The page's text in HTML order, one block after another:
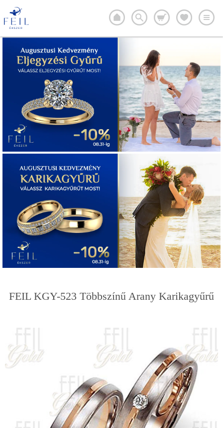
FEIL KGY-523 Többszínű Arany Karikagyűrű